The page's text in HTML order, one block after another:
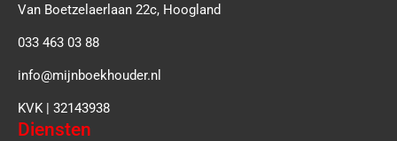
Van Boetzelaerlaan 22c, Hoogland
033 463 03 88
info@mijnboekhouder.nl
KVK | 32143938
Diensten